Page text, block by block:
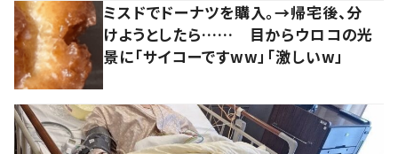
ミスドでドーナツを購入。→帰宅後、分
けようとしたら…… 目からウロコの光
景に「サイコーですww」「激しいw」